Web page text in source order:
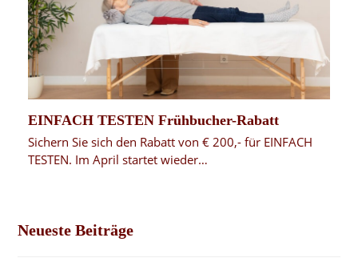
EINFACH TESTEN Frühbucher-Rabatt
Sichern Sie sich den Rabatt von € 200,- für EINFACH
TESTEN. Im April startet wieder…
Neueste Beiträge